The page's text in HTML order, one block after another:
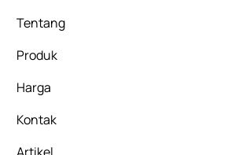
Tentang
Produk
Harga
Kontak